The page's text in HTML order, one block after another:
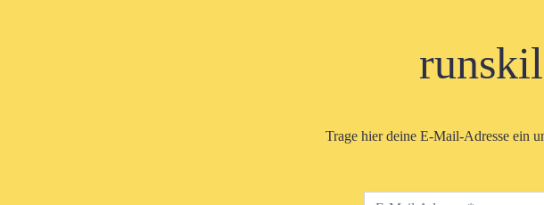
Trage hier deine E-Mail-Adresse ein